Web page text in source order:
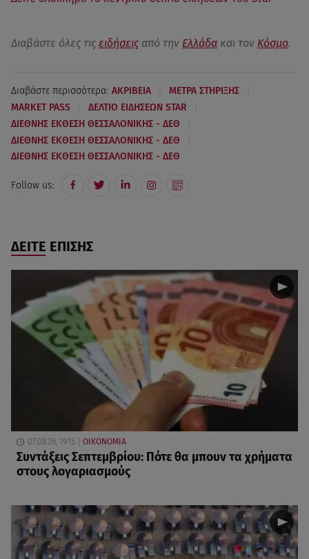
Διαβάστε όλες τις ειδήσεις από την Ελλάδα και τον Κόσμο.
Διαβάστε περισσότερα: ΑΚΡΙΒΕΙΑ ΜΕΤΡΑ ΣΤΗΡΙΞΗΣ
MARKET PASS ΔΕΛΤΙΟ ΕΙΔΗΣΕΩΝ STAR
ΔΙΕΘΝΗΣ ΕΚΘΕΣΗ ΘΕΣΣΑΛΟΝΙΚΗΣ - ΔΕΘ
ΔΙΕΘΝΗΣ ΕΚΘΕΣΗ ΘΕΣΣΑΛΟΝΙΚΗΣ - ΔΕΘ
ΔΙΕΘΝΗΣ ΕΚΘΕΣΗ ΘΕΣΣΑΛΟΝΙΚΗΣ - ΔΕΘ
Follow us:
ΔΕΙΤΕ ΕΠΙΣΗΣ
07.08.26, 19:15 ΟΙΚΟΝΟΜΙΑ
Συντάξεις Σεπτεμβρίου: Πότε θα μπουν τα χρήματα
στους λογαριασμούς